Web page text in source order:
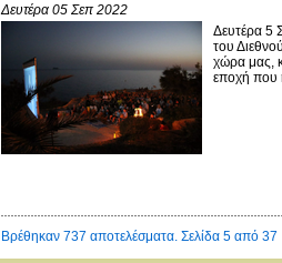
Δευτέρα 05 Σεπ 2022
Δευτέρα 5
του
χώρα μας,
εποχή που
Βρέθηκαν 737 αποτελέσματα. Σελίδα 5 από 37